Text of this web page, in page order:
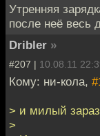
Утренняя
после неё весь
Dribler »
#207 | 10.08.11
Кому: ни-кола,
> и милый
>